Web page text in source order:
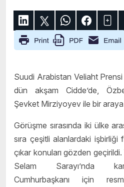
Suudi Arabistan Veliaht
dün akşam Cidde’de,
Şevket Mirziyoyev ile bir
Görüşme sırasında iki ülke
sıra çeşitli alanlardaki işbirliği
çıkar konuları gözden geçirildi.
Selam Sarayı’nda
Cumhurbaşkanı için